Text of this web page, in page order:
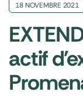
18 NOVEMBRE 2021
actif